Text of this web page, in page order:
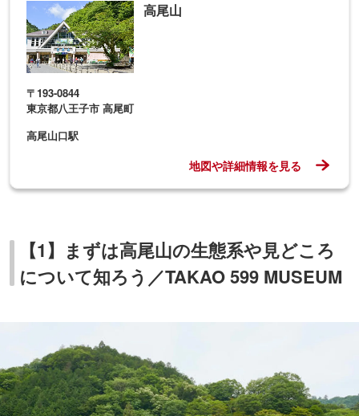
高尾山
〒193-0844
東京都八王子市 高尾町
高尾山口駅
地図や詳細情報を見る
【1】まずは高尾山の生態系や見どころ
について知ろう／TAKAO 599 MUSEUM